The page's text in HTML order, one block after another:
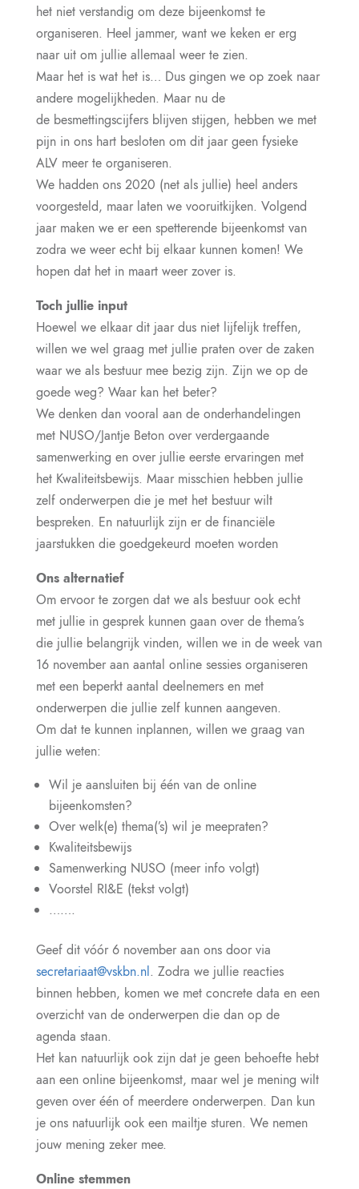
het niet verstandig om deze bijeenkomst te
organiseren. Heel jammer, want we keken er erg
naar uit om jullie allemaal weer te zien.
Maar het is wat het is… Dus gingen we op zoek naar
andere mogelijkheden. Maar nu de
de besmettingscijfers blijven stijgen, hebben we met
pijn in ons hart besloten om dit jaar geen fysieke
ALV meer te organiseren.
We hadden ons 2020 (net als jullie) heel anders
voorgesteld, maar laten we vooruitkijken. Volgend
jaar maken we er een spetterende bijeenkomst van
zodra we weer echt bij elkaar kunnen komen! We
hopen dat het in maart weer zover is.
Toch jullie input
Hoewel we elkaar dit jaar dus niet lijfelijk treffen,
willen we wel graag met jullie praten over de zaken
waar we als bestuur mee bezig zijn. Zijn we op de
goede weg? Waar kan het beter?
We denken dan vooral aan de onderhandelingen
met NUSO/Jantje Beton over verdergaande
samenwerking en over jullie eerste ervaringen met
het Kwaliteitsbewijs. Maar misschien hebben jullie
zelf onderwerpen die je met het bestuur wilt
bespreken. En natuurlijk zijn er de financiële
jaarstukken die goedgekeurd moeten worden
Ons alternatief
Om ervoor te zorgen dat we als bestuur ook echt
met jullie in gesprek kunnen gaan over de thema’s
die jullie belangrijk vinden, willen we in de week van
16 november aan aantal online sessies organiseren
met een beperkt aantal deelnemers en met
onderwerpen die jullie zelf kunnen aangeven.
Om dat te kunnen inplannen, willen we graag van
jullie weten:
Wil je aansluiten bij één van de online
bijeenkomsten?
Over welk(e) thema(’s) wil je meepraten?
Kwaliteitsbewijs
Samenwerking NUSO (meer info volgt)
Voorstel RI&E (tekst volgt)
…….
Geef dit vóór 6 november aan ons door via
secretariaat@vskbn.nl. Zodra we jullie reacties
binnen hebben, komen we met concrete data en een
overzicht van de onderwerpen die dan op de
agenda staan.
Het kan natuurlijk ook zijn dat je geen behoefte hebt
aan een online bijeenkomst, maar wel je mening wilt
geven over één of meerdere onderwerpen. Dan kun
je ons natuurlijk ook een mailtje sturen. We nemen
jouw mening zeker mee.
Online stemmen